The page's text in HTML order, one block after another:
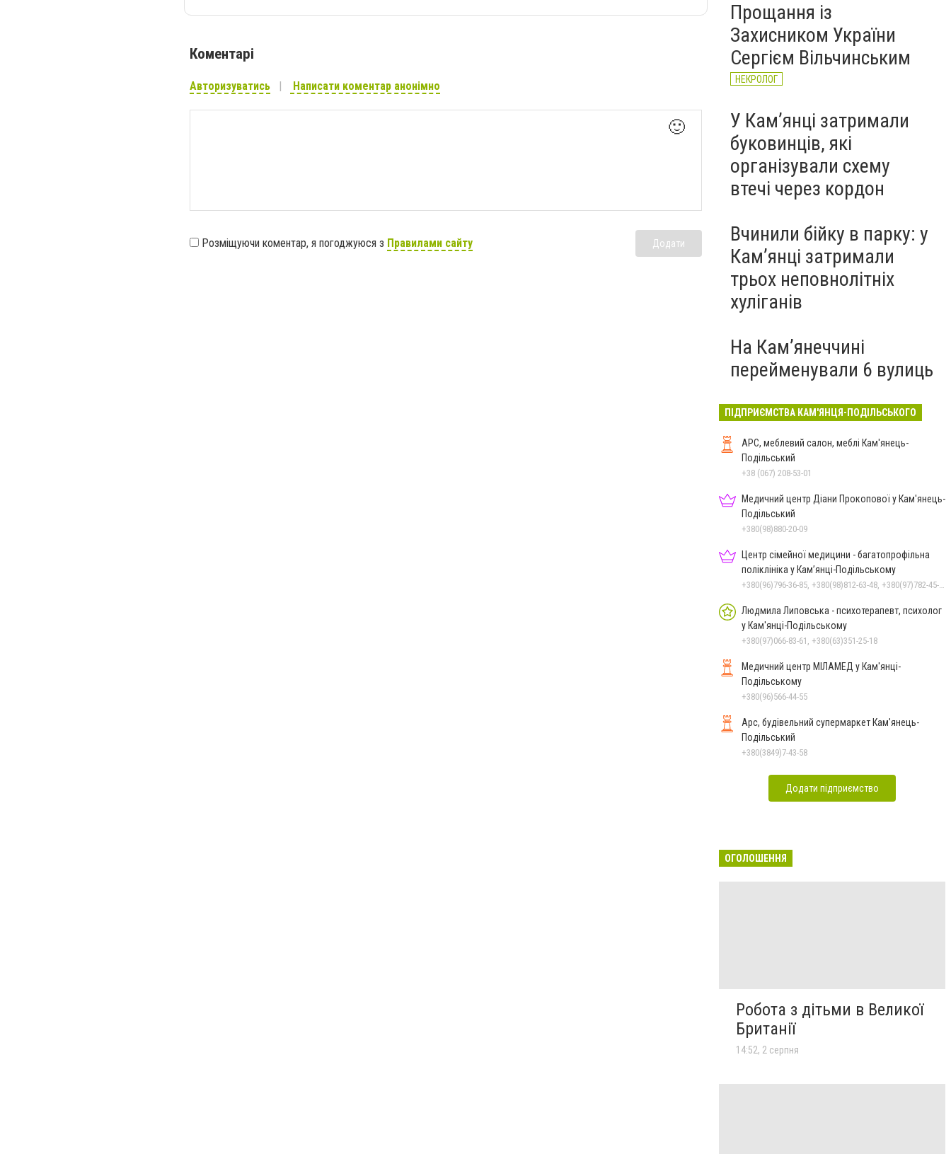
Коментарі
Авторизуватись Написати коментар анонімно
🙂
Розміщуючи коментар, я погоджуюся з Правилами сайту Додати
Прощання із
Захисником України
Сергієм Вільчинським
НЕКРОЛОГ
У Кам’янці затримали
буковинців, які
організували схему
втечі через кордон
Вчинили бійку в парку: у
Кам’янці затримали
трьох неповнолітніх
хуліганів
На Камʼянеччині
перейменували 6 вулиць
ПІДПРИЄМСТВА КАМ'ЯНЦЯ-ПОДІЛЬСЬКОГО
АРС, меблевий салон, меблі Кам'янець-
Подільський
+38 (067) 208-53-01
Медичний центр Діани Прокопової у Кам'янець-
Подільський
+380(98)880-20-09
Центр сімейної медицини - багатопрофільна
поліклініка у Кам’янці-Подільському
+380(96)796-36-85, +380(98)812-63-48, +380(97)782-45-70
Людмила Липовська - психотерапевт, психолог
у Кам'янці-Подільському
+380(97)066-83-61, +380(63)351-25-18
Медичний центр МІЛАМЕД у Кам'янці-
Подільському
+380(96)566-44-55
Арс, будівельний супермаркет Кам'янець-
Подільський
+380(3849)7-43-58
Додати підприємство
ОГОЛОШЕННЯ
Робота з дітьми в Великої
Британії
14:52, 2 серпня